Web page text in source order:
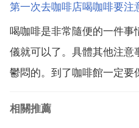
喝咖啡是非常隨便的一件事
儀就可以了。具體其他注意
鬱悶的。到了咖啡館一定要
了。加糖攪拌咖啡要輕，同
相關推薦